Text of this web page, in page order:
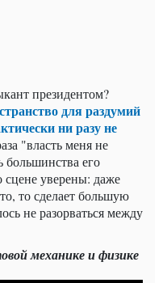
президентом?
для раздумий
ни разу не
"власть меня не
большинства его
сцене уверены: даже
то сделает большую
не разорваться между
механике и физике